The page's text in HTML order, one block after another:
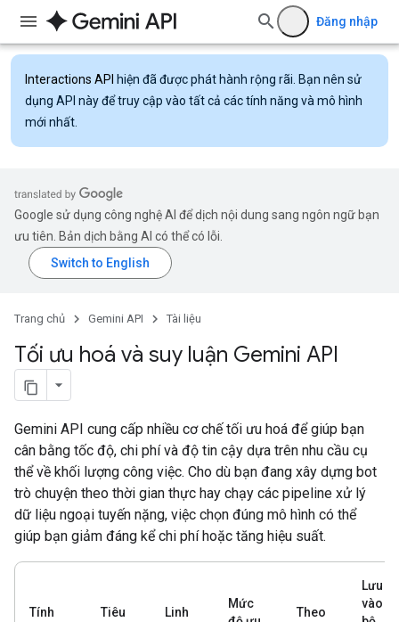
Đăng nhập
Interactions API hiện đã được phát hành rộng rãi. Bạn nên sử
dụng API này để truy cập vào tất cả các tính năng và mô hình
mới nhất.
Google sử dụng công nghệ AI để dịch nội dung sang ngôn ngữ bạn
ưu tiên. Bản dịch bằng AI có thể có lỗi.
Trang chủ Gemini API Tài liệu
Tối ưu hoá và suy luận Gemini API
Gemini API cung cấp nhiều cơ chế tối ưu hoá để giúp bạn
cân bằng tốc độ, chi phí và độ tin cậy dựa trên nhu cầu cụ
thể về khối lượng công việc. Cho dù bạn đang xây dựng bot
trò chuyện theo thời gian thực hay chạy các pipeline xử lý
dữ liệu ngoại tuyến nặng, việc chọn đúng mô hình có thể
giúp bạn giảm đáng kể chi phí hoặc tăng hiệu suất.
Tính
Tiêu
Linh
Mức
Theo
Lưu
vào